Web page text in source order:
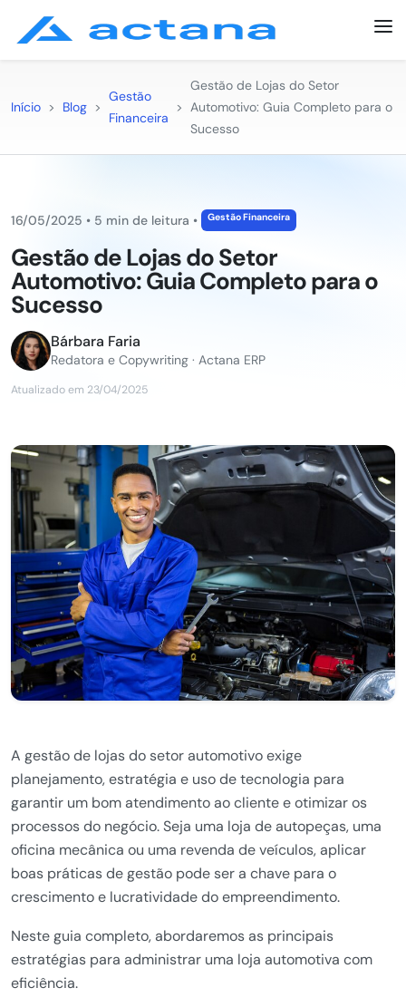
Início > Blog >
Gestão
Financeira
>
Gestão de Lojas do Setor
Automotivo: Guia Completo para o
Sucesso
16/05/2025 • 5 min de leitura • Gestão Financeira
Gestão de Lojas do Setor
Automotivo: Guia Completo para o
Sucesso
Bárbara Faria
Redatora e Copywriting · Actana ERP
Atualizado em 23/04/2025
A gestão de lojas do setor automotivo exige
planejamento, estratégia e uso de tecnologia para
garantir um bom atendimento ao cliente e otimizar os
processos do negócio. Seja uma loja de autopeças, uma
oficina mecânica ou uma revenda de veículos, aplicar
boas práticas de gestão pode ser a chave para o
crescimento e lucratividade do empreendimento.
Neste guia completo, abordaremos as principais
estratégias para administrar uma loja automotiva com
eficiência.